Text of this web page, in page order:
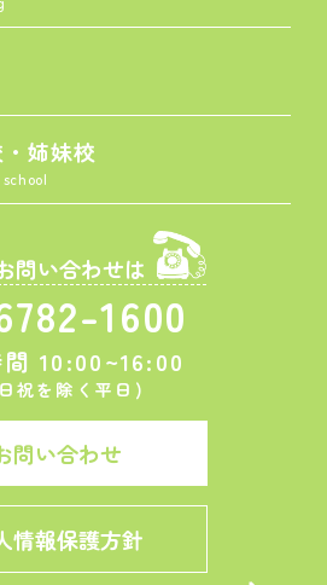
姉妹校
問い合わせは
1600
10:00~16:00
祝を除く平日)
問い合わせ
情報保護方針